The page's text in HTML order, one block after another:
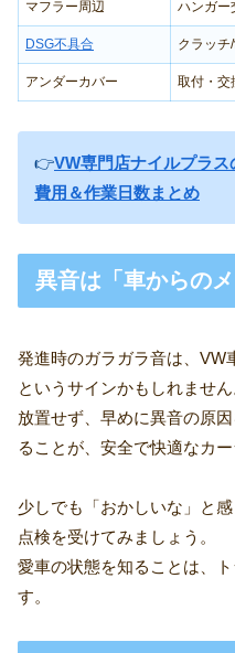
マフラー周辺 ハンガー
DSG不具合 クラッチ
アンダーカバー 取付・交
👉VW専門店ナイルプラ
費用＆作業日数まとめ
異音は「車からのメ
発進時のガラガラ音は、VW
というサインかもしれません
放置せず、早めに異音の原
ることが、安全で快適なカ
少しでも「おかしいな」と
点検を受けてみましょう。
愛車の状態を知ることは、
す。